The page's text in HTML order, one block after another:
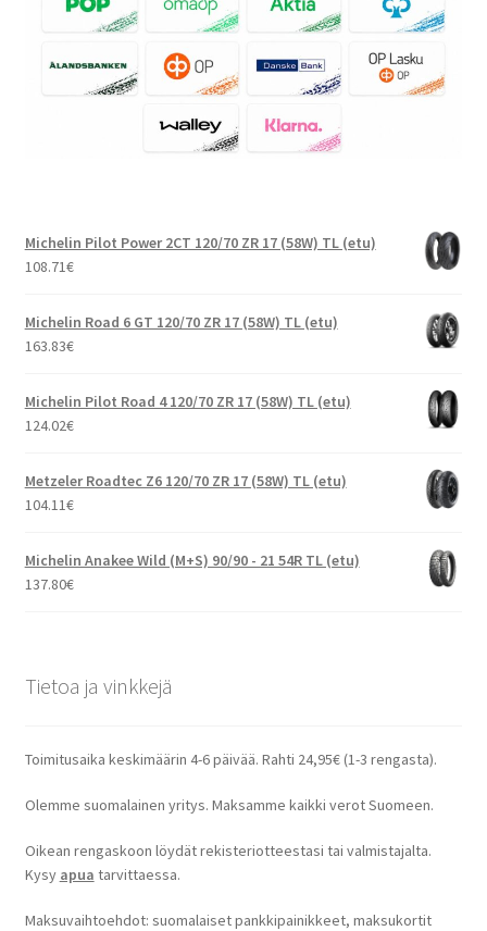
Michelin Pilot Power 2CT 120/70 ZR 17 (58W) TL (etu)
108.71€
Michelin Road 6 GT 120/70 ZR 17 (58W) TL (etu)
163.83€
Michelin Pilot Road 4 120/70 ZR 17 (58W) TL (etu)
124.02€
Metzeler Roadtec Z6 120/70 ZR 17 (58W) TL (etu)
104.11€
Michelin Anakee Wild (M+S) 90/90 - 21 54R TL (etu)
137.80€
Tietoa ja vinkkejä
Toimitusaika keskimäärin 4-6 päivää. Rahti 24,95€ (1-3 rengasta).
Olemme suomalainen yritys. Maksamme kaikki verot Suomeen.
Oikean rengaskoon löydät rekisteriotteestasi tai valmistajalta.
Kysy apua tarvittaessa.
Maksuvaihtoehdot: suomalaiset pankkipainikkeet, maksukortit